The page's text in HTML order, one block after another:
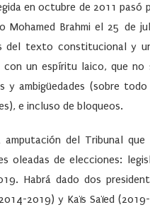
en octubre de 2011
Brahmi el 25 de
texto constitucional y
con un espíritu laico, que
y ambigüedades (sobre
e incluso de bloqueos.
del Tribunal
oleadas de elecciones:
Habrá dado dos
2019) y Kaïs Saïed